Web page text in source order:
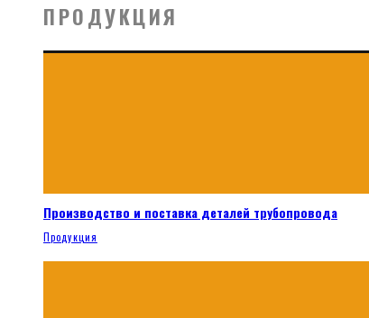
ПРОДУКЦИЯ
Производство и поставка деталей трубопровода
Продукция